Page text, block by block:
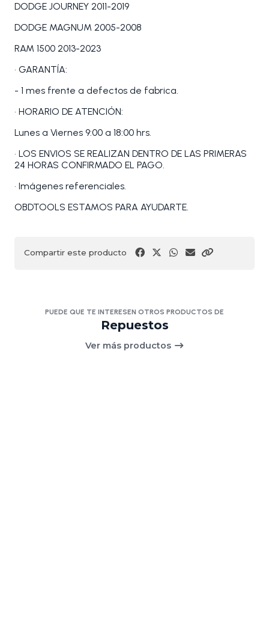
DODGE JOURNEY 2011-2019
DODGE MAGNUM 2005-2008
RAM 1500 2013-2023
• GARANTÍA:
- 1 mes frente a defectos de fabrica.
• HORARIO DE ATENCIÓN:
Lunes a Viernes 9:00 a 18:00 hrs.
• LOS ENVIOS SE REALIZAN DENTRO DE LAS PRIMERAS
24 HORAS CONFIRMADO EL PAGO.
• Imágenes referenciales.
OBDTOOLS ESTAMOS PARA AYUDARTE.
Compartir este producto
PUEDE QUE TE INTERESEN OTROS PRODUCTOS DE
Repuestos
Ver más productos